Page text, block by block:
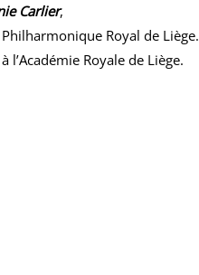
Carlier,
Royal de Liège.
l’Académie Royale de Liège.